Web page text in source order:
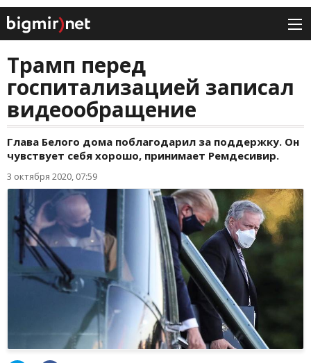
Трамп перед
госпитализацией записал
видеообращение
Глава Белого дома поблагодарил за поддержку. Он
чувствует себя хорошо, принимает Ремдесивир.
3 октября 2020, 07:59